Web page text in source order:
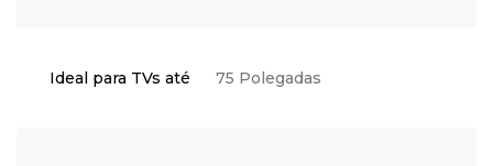
Ideal para TVs até 75 Polegadas